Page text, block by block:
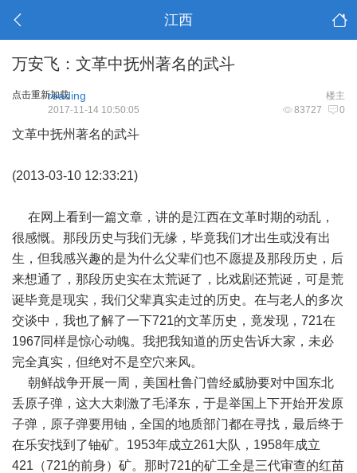
江西
万安飞：文革中抚州著名的武斗
点击重新加载 楼主
reading
83727 0
2017-11-14 10:50:05
文革中抚州著名的武斗
(2013-03-10 12:33:21)
在网上看到一篇文章，讲的是江西在文革时期的动乱，
很感慨。那段历史与我们无缘，毕竟我们才出生或没有出
生，但我感兴趣的是为什么父辈们也不愿提及那段历史，后
来想通了，那段历史实在太荒诞了，比戏剧还荒诞，可是荒
诞毕竟是现实，我们父辈真实走过的历史。在与老人的多次
交谈中，我也了解了一下721的文革历史，竟发现，721在
1967同样是惊心动魄。我把我知道的历史告诉大家，未必
完全真实，但绝对不是空穴来风。
朝鲜战争开展一周，美国杜鲁门曾经威胁要对中国东北
丢原子弹，这大大刺激了毛泽东，于是举国上下开始开发原
子弹，原子弹要用铀，全国的地质部门都在寻找，最后终于
在乐安找到了铀矿。1953年成立261大队，1958年成立
421（721的前身）矿。那时721的矿工全是三代审查的红苗